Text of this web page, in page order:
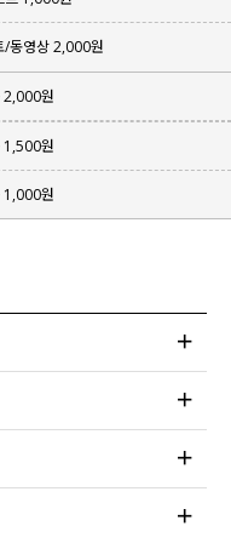
/동영상 2,000원
2,000원
1,500원
1,000원